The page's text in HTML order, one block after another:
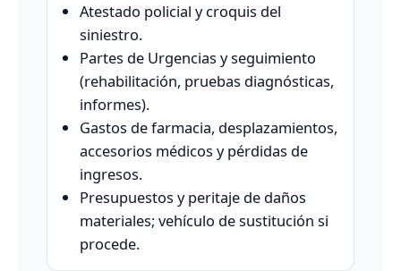
Atestado policial y croquis del
siniestro.
Partes de Urgencias y seguimiento
(rehabilitación, pruebas diagnósticas,
informes).
Gastos de farmacia, desplazamientos,
accesorios médicos y pérdidas de
ingresos.
Presupuestos y peritaje de daños
materiales; vehículo de sustitución si
procede.